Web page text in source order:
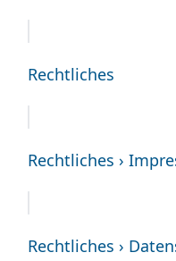
Rechtliches
Rechtliches ›
Rechtliches ›